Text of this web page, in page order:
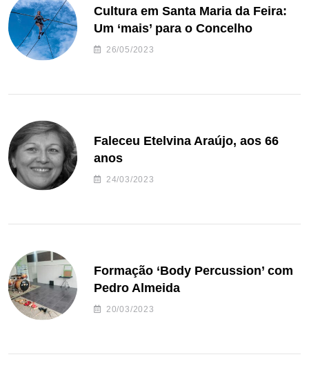
Cultura em Santa Maria da Feira:
Um ‘mais’ para o Concelho
26/05/2023
Faleceu Etelvina Araújo, aos 66
anos
24/03/2023
Formação ‘Body Percussion’ com
Pedro Almeida
20/03/2023